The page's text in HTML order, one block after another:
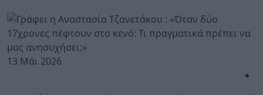
13 Μάι 2026